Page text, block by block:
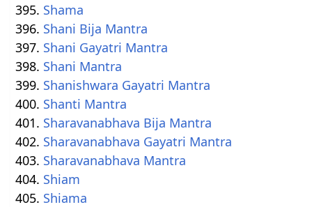
Shama
Shani Bija Mantra
Shani Gayatri Mantra
Shani Mantra
Shanishwara Gayatri Mantra
Shanti Mantra
Sharavanabhava Bija Mantra
Sharavanabhava Gayatri Mantra
Sharavanabhava Mantra
Shiam
Shiama